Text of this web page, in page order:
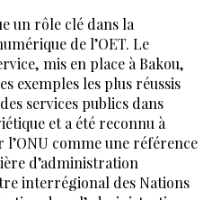
un rôle clé dans la
de l’OET. Le
mis en place à Bakou,
exemples les plus réussis
services publics dans
et a été reconnu à
l’ONU comme une référence
d’administration
interrégional des Nations